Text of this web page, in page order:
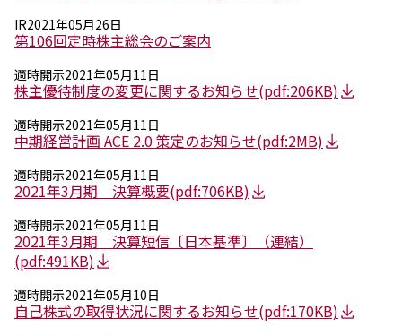
新卒採用（総合・事務職）
キャリア採用
IR2021年05月26日
第106回定時株主総会のご案内
適時開示2021年05月11日
株主優待制度の変更に関するお知らせ(pdf:206KB)
適時開示2021年05月11日
中期経営計画 ACE 2.0 策定のお知らせ(pdf:2MB)
適時開示2021年05月11日
2021年3月期 決算概要(pdf:706KB)
適時開示2021年05月11日
2021年3月期 決算短信〔日本基準〕（連結）
(pdf:491KB)
適時開示2021年05月10日
自己株式の取得状況に関するお知らせ(pdf:170KB)